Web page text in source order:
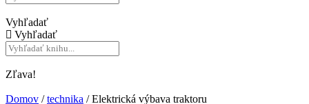
Vyhľadať
Vyhľadať
Zľava!
Domov /technika / Elektrická výbava traktoru